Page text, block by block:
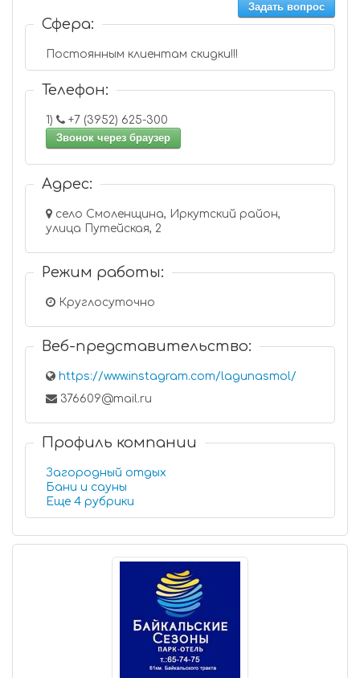
Задать вопрос
Сфера:
Постоянным клиентам скидки!!!
Телефон:
1)
+7 (3952) 625-300
Звонок через браузер
Адрес:
село Смоленщина, Иркутский район,
улица Путейская, 2
Режим работы:
Круглосуточно
Веб-представительство:
https://www.instagram.com/lagunasmol/
376609@mail.ru
Профиль компании
Загородный отдых
Бани и сауны
Еще 4 рубрики